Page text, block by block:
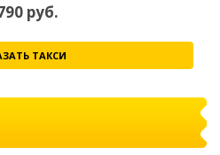
руб.
ТАКСИ